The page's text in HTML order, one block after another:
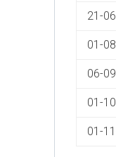
21-
01-
06-
01-
01-